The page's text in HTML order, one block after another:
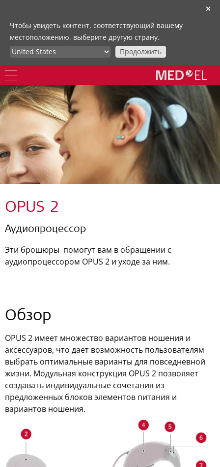
✕
Чтобы увидеть контент, соответствующий вашему
местоположению, выберите другую страну.
Продолжить
OPUS 2
Аудиопроцессор
Эти брошюры помогут вам в обращении с
аудиопроцессором OPUS 2 и уходе за ним.
Обзор
OPUS 2 имеет множество вариантов ношения и
аксессуаров, что дает возможность пользователям
выбрать оптимальные варианты для повседневной
жизни. Модульная конструкция OPUS 2 позволяет
создавать индивидуальные сочетания из
предложенных блоков элементов питания и
вариантов ношения.